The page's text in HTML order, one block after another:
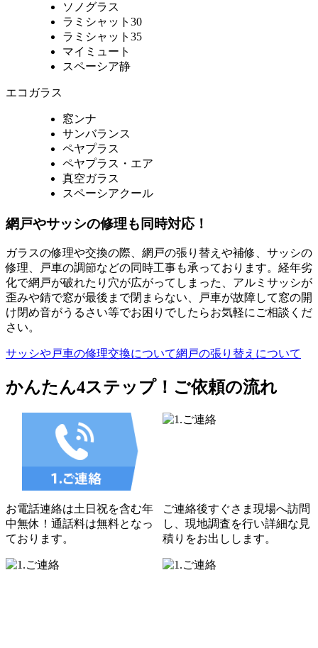
ソノグラス
ラミシャット30
ラミシャット35
マイミュート
スペーシア静
エコガラス
窓ンナ
サンバランス
ペヤプラス
ペヤプラス・エア
真空ガラス
スペーシアクール
網戸やサッシの修理も同時対応！
ガラスの修理や交換の際、網戸の張り替えや補修、サッシの
修理、戸車の調節などの同時工事も承っております。経年劣
化で網戸が破れたり穴が広がってしまった、アルミサッシが
歪みや錆で窓が最後まで閉まらない、戸車が故障して窓の開
け閉め音がうるさい等でお困りでしたらお気軽にご相談くだ
さい。
サッシや戸車の修理交換について網戸の張り替えについて
かんたん4ステップ！ ご依頼の流れ
お電話連絡は土日祝を含む年
中無休！通話料は無料となっ
ております。
ご連絡後すぐさま現場へ訪問
し、現地調査を行い詳細な見
積りをお出しします。